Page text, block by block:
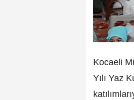
Kocaeli
Yılı Yaz